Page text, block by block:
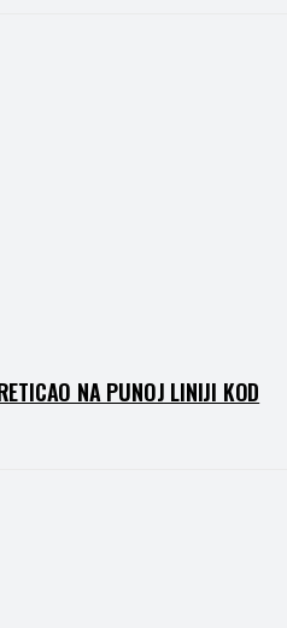
NA PUNOJ LINIJI KOD